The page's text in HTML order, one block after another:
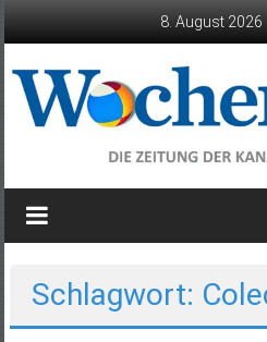
8. August 2026
Wochenblatt
die
Kanarischen
Inseln
Schlagwort: